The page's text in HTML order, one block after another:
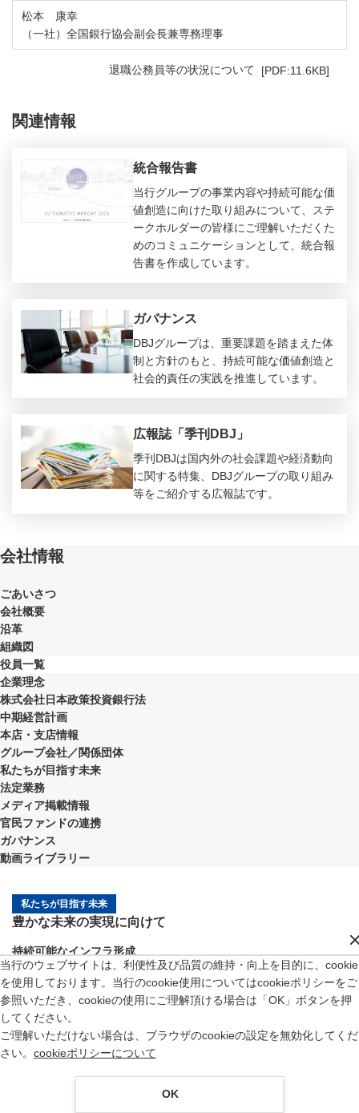
当行のウェブサイトは、利便性及び品質の維持・向上を目的に、cookie
を使用しております。当行のcookie使用についてはcookieポリシーをご
参照いただき、cookieの使用にご理解頂ける場合は「OK」ボタンを押
してください。
ご理解いただけない場合は、ブラウザのcookieの設定を無効化してくだ
さい。 cookieポリシーについて
OK
松本 康幸
（一社）全国銀行協会副会長兼専務理事
退職公務員等の状況について [PDF:11.6KB]
関連情報
統合報告書
当行グループの事業内容や持続可能な価
値創造に向けた取り組みについて、ステ
ークホルダーの皆様にご理解いただくた
めのコミュニケーションとして、統合報
告書を作成しています。
ガバナンス
DBJグループは、重要課題を踏まえた体
制と方針のもと、持続可能な価値創造と
社会的責任の実践を推進しています。
広報誌「季刊DBJ」
季刊DBJは国内外の社会課題や経済動向
に関する特集、DBJグループの取り組み
等をご紹介する広報誌です。
会社情報
ごあいさつ
会社概要
沿革
組織図
役員一覧
企業理念
株式会社日本政策投資銀行法
中期経営計画
本店・支店情報
グループ会社／関係団体
私たちが目指す未来
法定業務
メディア掲載情報
官民ファンドの連携
ガバナンス
動画ライブラリー
私たちが目指す未来
豊かな未来の実現に向けて
持続可能なインフラ形成
産業の技術革新及び再編成
潜在力を活かした地域創生
金融分野の市場創造とセーフティネット